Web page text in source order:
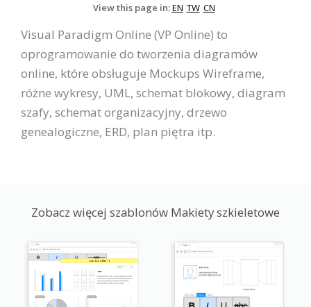
View this page in:EN TW CN
Visual Paradigm Online (VP Online) to
oprogramowanie do tworzenia diagramów
online, które obsługuje Mockups Wireframe,
różne wykresy, UML, schemat blokowy, diagram
szafy, schemat organizacyjny, drzewo
genealogiczne, ERD, plan piętra itp.
Zobacz więcej szablonów Makiety szkieletowe